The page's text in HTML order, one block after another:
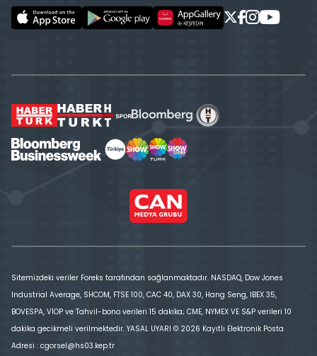
Sitemizdeki veriler Foreks tarafından sağlanmaktadır. NASDAQ, Dow Jones
Industrial Average, SHCOM, FTSE 100, CAC 40, DAX 30, Hang Seng, IBEX 35,
BOVESPA, VİOP ve Tahvil-bono verileri 15 dakika; CME, NYMEX VE S&P verileri 10
dakika gecikmeli verilmektedir. YASAL UYARI © 2026 Kayıtlı Elektronik Posta
Adresi : cgorsel@hs03.kep.tr